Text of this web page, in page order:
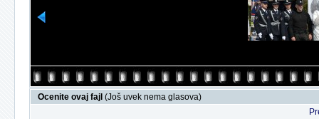
Ocenite ovaj fajl (Još uvek nema glasova)